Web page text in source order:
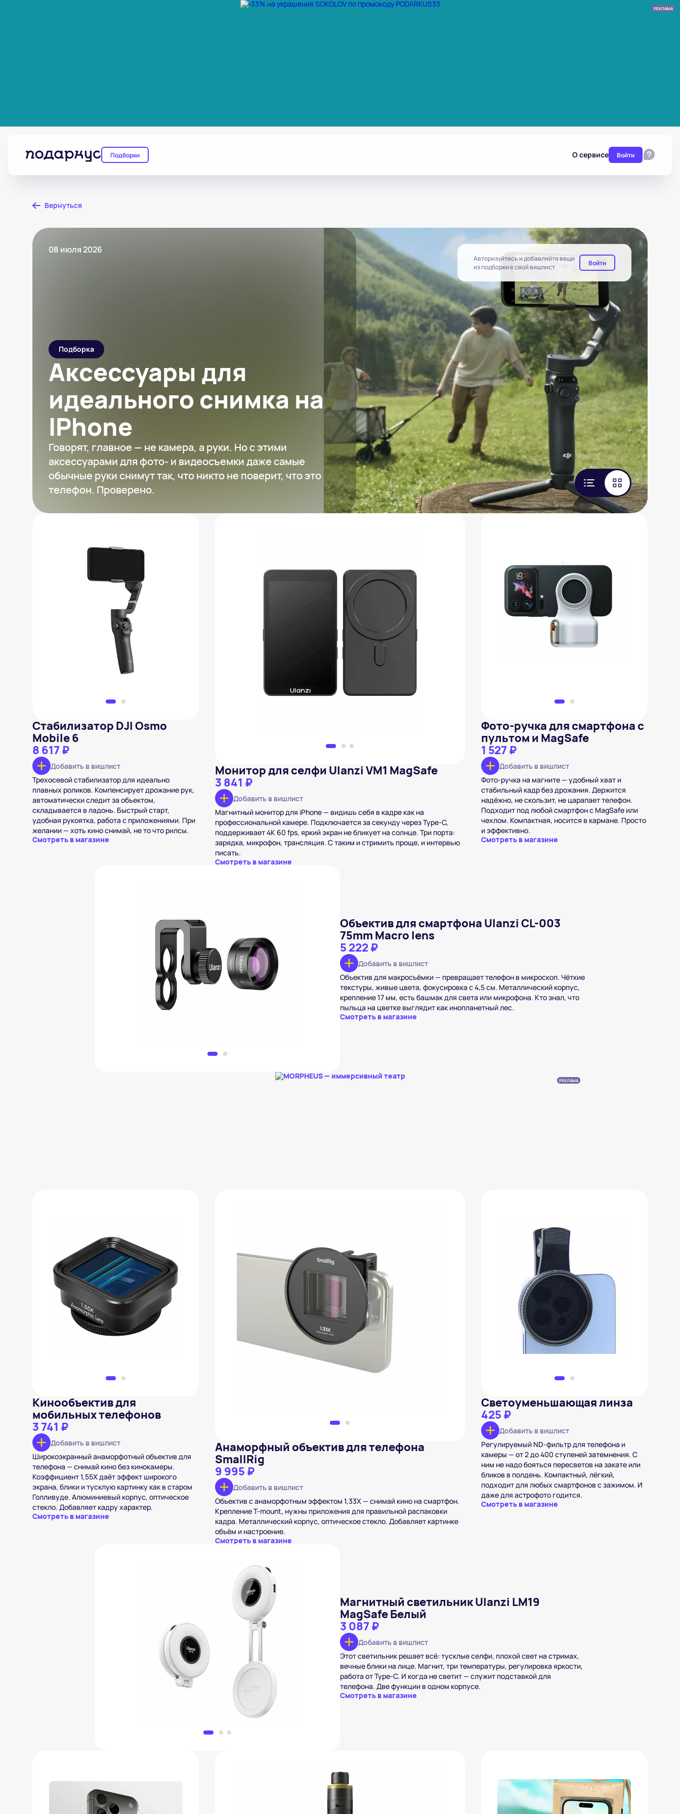
РЕКЛАМА
Подборки О сервисе Войти
Вернуться
08 июля 2026
Подборка
Аксессуары для
идеального снимка на
IPhone
Говорят, главное — не камера, а руки. Но с этими
аксессуарами для фото- и видеосъемки даже самые
обычные руки снимут так, что никто не поверит, что это
телефон. Проверено.
Авторизуйтесь и добавляйте вещи
из подборки в свой вишлист
Войти
Стабилизатор DJI Osmo Mobile 6
8 617 ₽
Добавить в вишлист
Стабилизатор DJI Osmo
Mobile 6
8 617 ₽
Добавить в вишлист
Трехосевой стабилизатор для идеально
плавных роликов. Компенсирует дрожание рук,
автоматически следит за объектом,
складывается в ладонь. Быстрый старт,
удобная рукоятка, работа с приложениями. При
желании — хоть кино снимай, не то что рилсы.
Смотреть в магазине
Монитор для селфи Ulanzi VM1 MagSafe
3 841 ₽
Монитор для селфи Ulanzi VM1 MagSafe
3 841 ₽
Добавить в вишлист
Магнитный монитор для iPhone — видишь себя в кадре как на
профессиональной камере. Подключается за секунду через Type-C,
поддерживает 4K 60 fps, яркий экран не бликует на солнце. Три порта:
зарядка, микрофон, трансляция. С таким и стримить проще, и интервью
писать.
Смотреть в магазине
Фото-ручка для смартфона с
пультом и MagSafe
1 527 ₽
Добавить в вишлист
Фото-ручка для смартфона с
пультом и MagSafe
1 527 ₽
Добавить в вишлист
Фото-ручка на магните — удобный хват и
стабильный кадр без дрожания. Держится
надёжно, не скользит, не царапает телефон.
Подходит под любой смартфон с MagSafe или
чехлом. Компактная, носится в кармане. Просто
и эффективно.
Смотреть в магазине
Объектив для смартфона Ulanzi CL-003 75mm Macro
lens
5 222 ₽
Объектив для смартфона Ulanzi CL-003
75mm Macro lens
5 222 ₽
Добавить в вишлист
Объектив для макросъёмки — превращает телефон в микроскоп. Чёткие
текстуры, живые цвета, фокусировка с 4,5 см. Металлический корпус,
крепление 17 мм, есть башмак для света или микрофона. Кто знал, что
пыльца на цветке выглядит как инопланетный лес.
Смотреть в магазине
РЕКЛАМА
Кинообъектив для мобильных
телефонов
3 741 ₽
Добавить в вишлист
Кинообъектив для
мобильных телефонов
3 741 ₽
Добавить в вишлист
Широкоэкранный анаморфотный объектив для
телефона — снимай кино без кинокамеры.
Коэффициент 1,55X даёт эффект широкого
экрана, блики и тусклую картинку как в старом
Голливуде. Алюминиевый корпус, оптическое
стекло. Добавляет кадру характер.
Смотреть в магазине
Анаморфный объектив для телефона SmallRig
9 995 ₽
Добавить в вишлист
Анаморфный объектив для телефона
SmallRig
9 995 ₽
Добавить в вишлист
Объектив с анаморфотным эффектом 1,33X — снимай кино на смартфон.
Крепление T-mount, нужны приложения для правильной распаковки
кадра. Металлический корпус, оптическое стекло. Добавляет картинке
объём и настроение.
Смотреть в магазине
Светоуменьшающая линза
425 ₽
Добавить в вишлист
Светоуменьшающая линза
425 ₽
Добавить в вишлист
Регулируемый ND-фильтр для телефона и
камеры — от 2 до 400 ступеней затемнения. С
ним не надо бояться пересветов на закате или
бликов в полдень. Компактный, лёгкий,
подходит для любых смартфонов с зажимом. И
даже для астрофото годится.
Смотреть в магазине
Магнитный светильник Ulanzi LM19 MagSafe Белый
3 087 ₽
Добавить в вишлист
Магнитный светильник Ulanzi LM19
MagSafe Белый
3 087 ₽
Добавить в вишлист
Этот светильник решает всё: тусклые селфи, плохой свет на стримах,
вечные блики на лице. Магнит, три температуры, регулировка яркости,
работа от Type-C. И когда не светит — служит подставкой для
телефона. Две функции в одном корпусе.
Смотреть в магазине